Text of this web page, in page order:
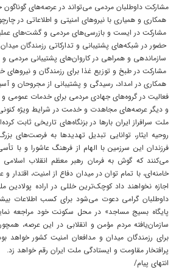
مشارکت داوطلبان مردمی می‌تواند در عرصه‌های
همکاری و همیاری با نیروهای امنیتی و اطلاعاتی در
مشارکت در ایست و بازرسی‌های مردمی و گشت‌های
حضور در شبکه‌های پشتیبانی و تدارکاتی رزمندگان میدان
سازماندهی و همراهی در کاروان‌های پشتیبانی مردمی و
مشارکت در طبخ و توزیع غذا برای رزمندگان و نیروهای
همکاری در امداد، رسیدگی و پشتیبانی از مجروحان و
فعالیت در گروه‌های جهادی مردمی برای خدمات عمومی و
و دیگر عرصه‌های مجاهدت و خدمت در شرایط ویژه
ملت سرافراز ایران بارها در بزنگاه‌های تاریخی ثابت
روحیه ایثار، توانایی تبدیل تهدیدها به فرصت‌های
فرزندان این سرزمین با الهام از فرهنگ عاشورا و با
می‌کنند که گوش به فرمان رهبر معظم انقلاب
خامنه‌ای، با تمام توان در میدان دفاع از امنیت، اقتدار
اجازه نخواهند داد کوچک‌ترین خللی در اراده پولادین
داوطلبان گرامی دعوت می‌شود برای کسب اطلاعات
پایگاه بسیج مساجد» در محل سکونت خود مراجعه
سازمان‌یافته مردم مؤمن و انقلابی در این عرصه،
برای رزمندگان میدان و مدافعان امنیت کشور خواهد
پرافتخار مقاومت و ایستادگی ملت ایران رقم خواهد زد.
انتهای پیام/